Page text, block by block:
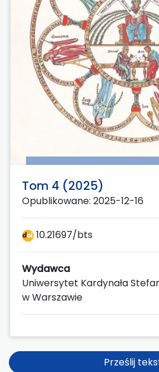
Tom 4 (2025)
Opublikowane: 2025-12-16
10.21697/bts
Wydawca
Uniwersytet Kardynała
w Warszawie
Prześlij